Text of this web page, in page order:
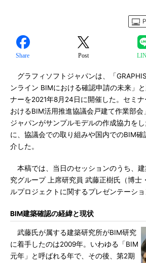
Share Post
グラフィソフトジャパンは、「
ンライン BIMにおける確認申請の未来」
ナーを2021年8月24日に開催した。セミ
おけるBIM活用推進協議会戸建て作業部会
ジャパンがサンプルモデルの作成協力を
に、協議会での取り組みや国内でのBIM
介した。
本稿では、当日のセッションのうち、
究グループ 上席研究員 武藤正樹氏（博士
ルプロジェクトに関するプレゼンテーショ
BIM建築確認の経緯と現状
武藤氏が属する建築研究所がBIM研究
に着手したのは2009年。いわゆる「BIM
元年」と呼ばれる年で、その後、第2期